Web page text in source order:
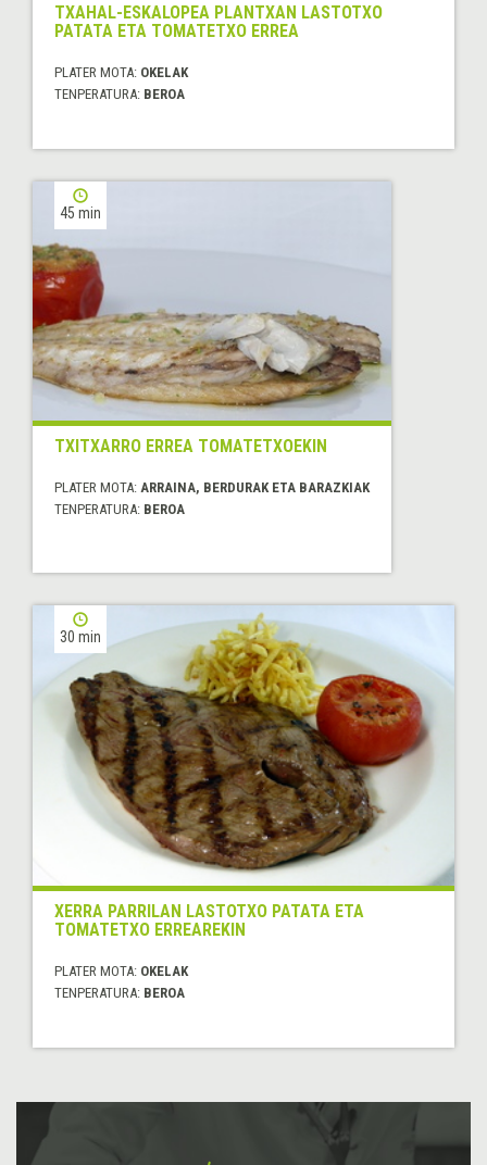
TXAHAL-ESKALOPEA PLANTXAN LASTOTXO
PATATA ETA TOMATETXO ERREA
PLATER MOTA: OKELAK
TENPERATURA: BEROA
45 min
TXITXARRO ERREA TOMATETXOEKIN
PLATER MOTA: ARRAINA, BERDURAK ETA BARAZKIAK
TENPERATURA: BEROA
30 min
XERRA PARRILAN LASTOTXO PATATA ETA
TOMATETXO ERREAREKIN
PLATER MOTA: OKELAK
TENPERATURA: BEROA